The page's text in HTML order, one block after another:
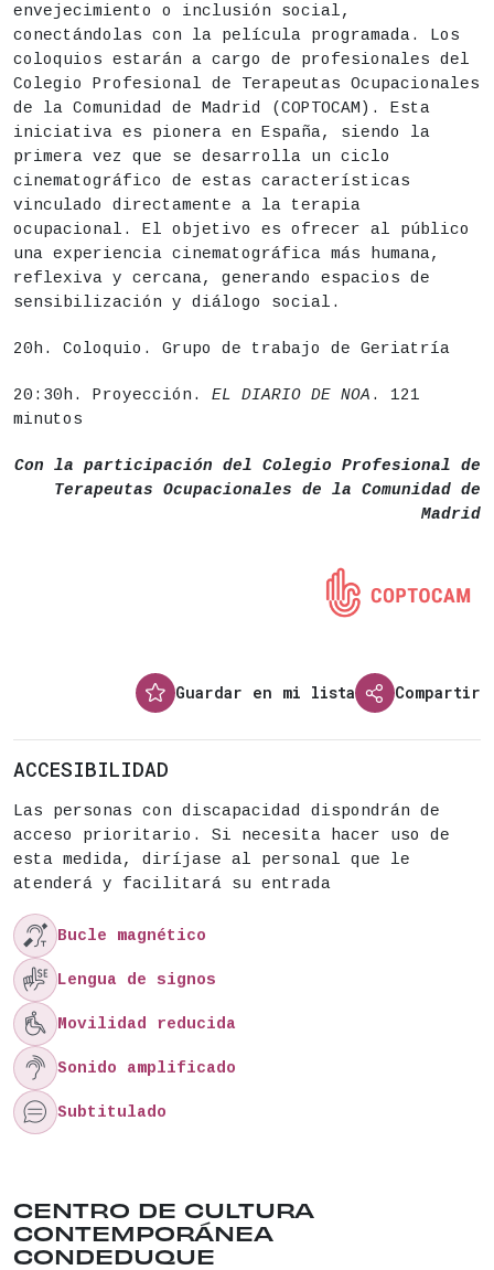
envejecimiento o inclusión social,
conectándolas con la película programada. Los
coloquios estarán a cargo de profesionales del
Colegio Profesional de Terapeutas Ocupacionales
de la Comunidad de Madrid (COPTOCAM). Esta
iniciativa es pionera en España, siendo la
primera vez que se desarrolla un ciclo
cinematográfico de estas características
vinculado directamente a la terapia
ocupacional. El objetivo es ofrecer al público
una experiencia cinematográfica más humana,
reflexiva y cercana, generando espacios de
sensibilización y diálogo social.
20h. Coloquio. Grupo de trabajo de Geriatría
20:30h. Proyección. EL DIARIO DE NOA . 121
minutos
Con la participación del Colegio Profesional de
Terapeutas Ocupacionales de la Comunidad de
Madrid
Guardar en mi lista Compartir
ACCESIBILIDAD
Las personas con discapacidad dispondrán de
acceso prioritario. Si necesita hacer uso de
esta medida, diríjase al personal que le
atenderá y facilitará su entrada
 Bucle magnético
 Lengua de signos
 Movilidad reducida
 Sonido amplificado
 Subtitulado
CENTRO DE CULTURA
CONTEMPORÁNEA
CONDEDUQUE
Ubicación del lugar: CALLE CONDE DUQUE ,